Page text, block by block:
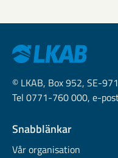
© LKAB, Box 952, SE-
Tel 0771-760 000, e-
Snabblänkar
Vår organisation